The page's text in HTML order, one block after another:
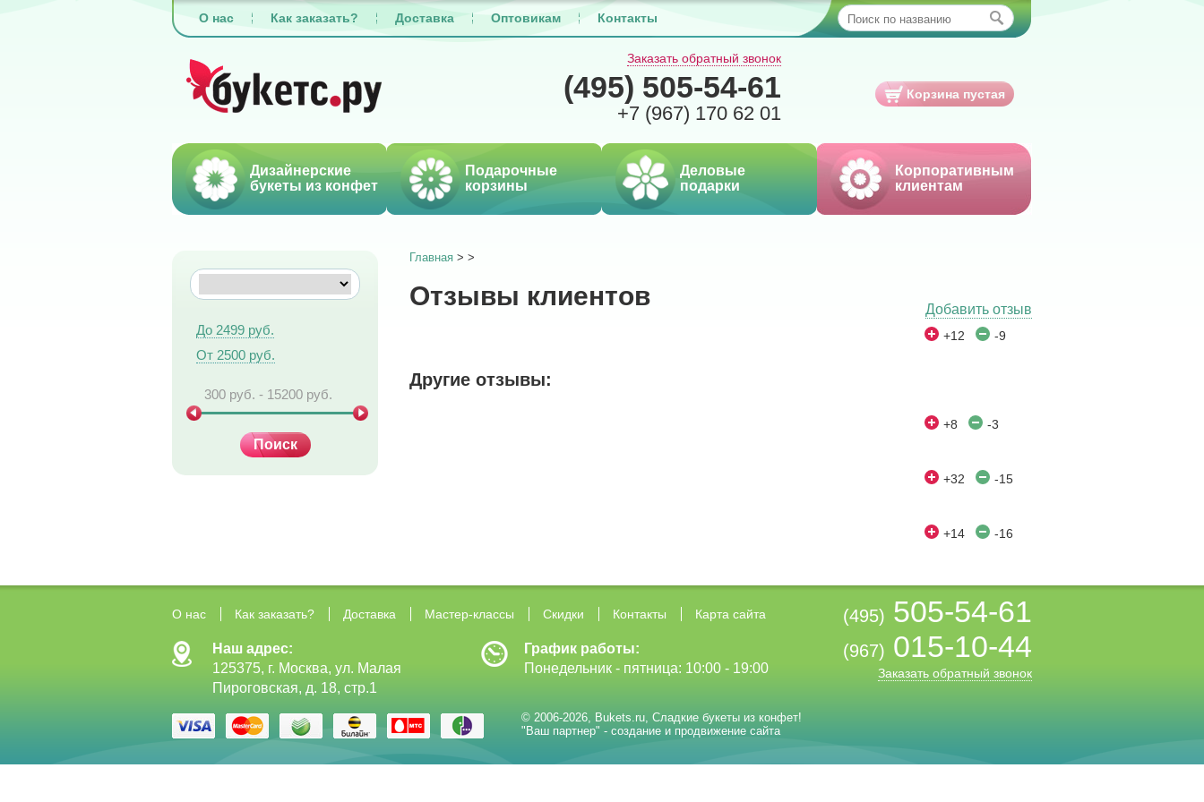
О нас Как заказать? Доставка Оптовикам Контакты
Заказать обратный звонок
(495) 505-54-61
+7 (967) 170 62 01
Корзина пустая
Дизайнерские
букеты из конфет
Подарочные
корзины
Деловые
подарки
Корпоративным
клиентам
До 2499 руб.
От 2500 руб.
Главная > >
Отзывы клиентов Добавить отзыв
+12 -9
Другие отзывы:
+8 -3
+32 -15
+14 -16
(495) 505-54-61
(967) 015-10-44
Заказать обратный звонок
О нас Как заказать? Доставка Мастер-классы Скидки Контакты Карта сайта
Наш адрес:
125375, г. Москва, ул. Малая
Пироговская, д. 18, стр.1
График работы:
Понедельник - пятница: 10:00 - 19:00
© 2006-2026, Bukets.ru, Сладкие букеты из конфет!
"Ваш партнер" - создание и продвижение сайта